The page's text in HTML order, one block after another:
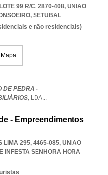
99 R/C, 2870-408, UNIAO
, SETUBAL
e não residenciais)
Mapa
DE PEDRA -
LDA...
- Empreendimentos
LIMA 295, 4465-085, UNIAO
INFESTA SENHORA HORA